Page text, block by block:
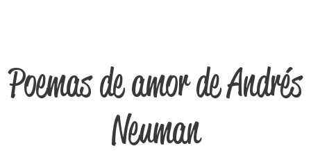
Poemas de amor de Andrés
Neuman